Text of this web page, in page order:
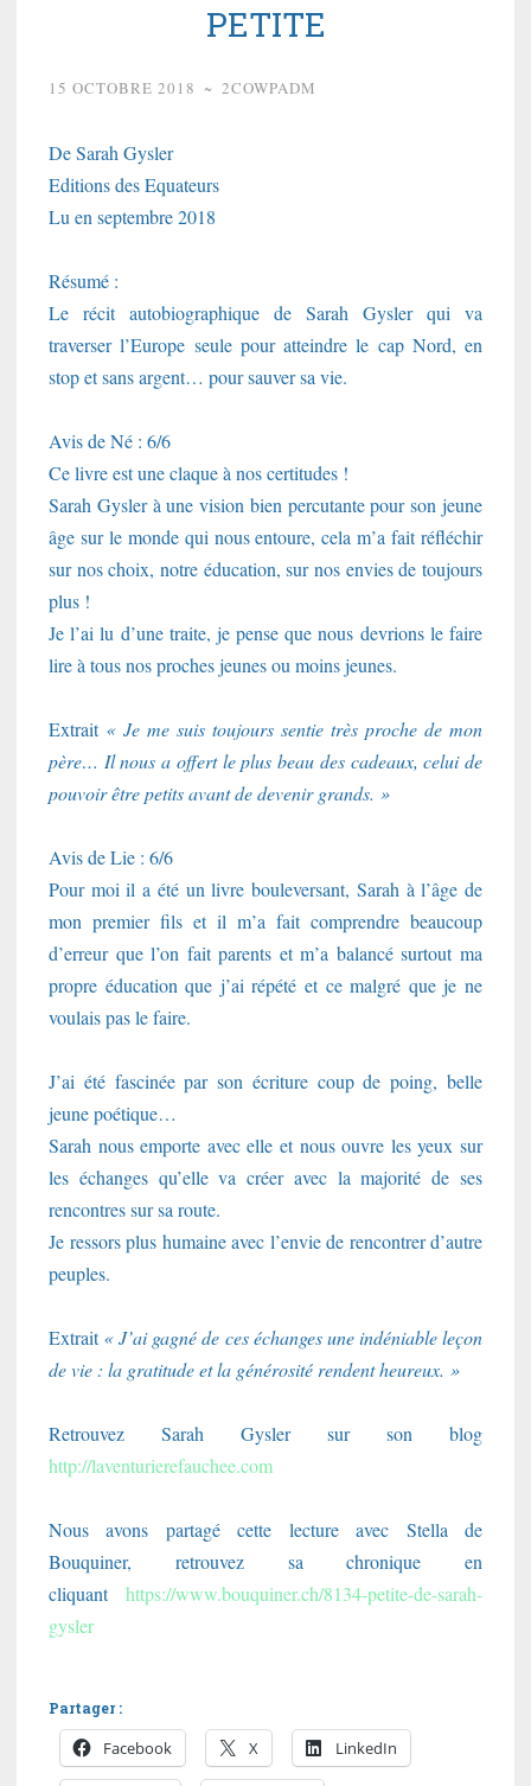
PETITE
15 OCTOBRE 2018 ~ 2COWPADM
De Sarah Gysler
Editions des Equateurs
Lu en septembre 2018
Résumé :
Le récit autobiographique de Sarah Gysler qui va
traverser l’Europe seule pour atteindre le cap Nord, en
stop et sans argent… pour sauver sa vie.
Avis de Né : 6/6
Ce livre est une claque à nos certitudes !
Sarah Gysler à une vision bien percutante pour son jeune
âge sur le monde qui nous entoure, cela m’a fait réfléchir
sur nos choix, notre éducation, sur nos envies de toujours
plus !
Je l’ai lu d’une traite, je pense que nous devrions le faire
lire à tous nos proches jeunes ou moins jeunes.
Extrait « Je me suis toujours sentie très proche de mon
père… Il nous a offert le plus beau des cadeaux, celui de
pouvoir être petits avant de devenir grands. »
Avis de Lie : 6/6
Pour moi il a été un livre bouleversant, Sarah à l’âge de
mon premier fils et il m’a fait comprendre beaucoup
d’erreur que l’on fait parents et m’a balancé surtout ma
propre éducation que j’ai répété et ce malgré que je ne
voulais pas le faire.
J’ai été fascinée par son écriture coup de poing, belle
jeune poétique…
Sarah nous emporte avec elle et nous ouvre les yeux sur
les échanges qu’elle va créer avec la majorité de ses
rencontres sur sa route.
Je ressors plus humaine avec l’envie de rencontrer d’autre
peuples.
Extrait« J’ai gagné de ces échanges une indéniable leçon
de vie : la gratitude et la générosité rendent heureux. »
Retrouvez Sarah Gysler sur son blog
http://laventurierefauchee.com
Nous avons partagé cette lecture avec Stella de
Bouquiner, retrouvez sa chronique en
cliquant https://www.bouquiner.ch/8134-petite-de-sarah-
gysler
Partager :
Facebook X LinkedIn